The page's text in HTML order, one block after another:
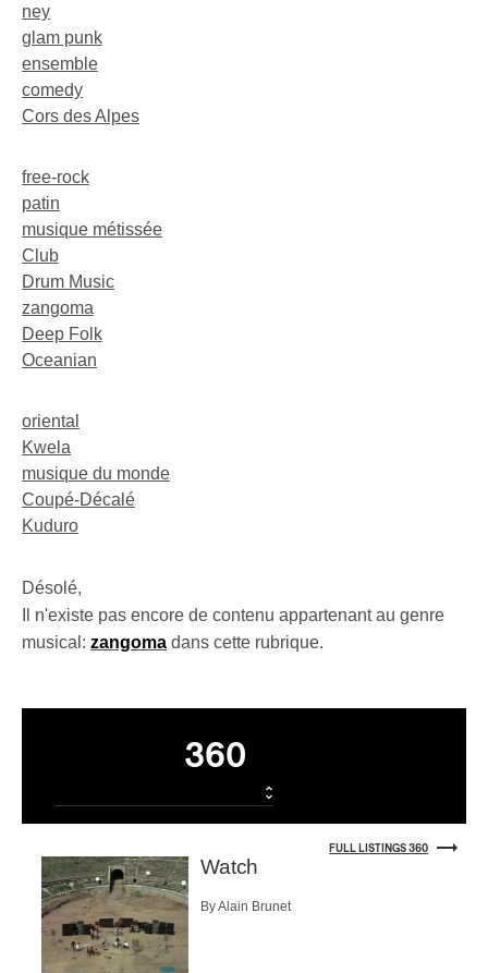
ney
glam punk
ensemble
comedy
Cors des Alpes
free-rock
patin
musique métissée
Club
Drum Music
zangoma
Deep Folk
Oceanian
oriental
Kwela
musique du monde
Coupé-Décalé
Kuduro
Désolé,
Il n'existe pas encore de contenu appartenant au genre
musical: zangoma dans cette rubrique.
360
FULL LISTINGS 360
Watch
By Alain Brunet